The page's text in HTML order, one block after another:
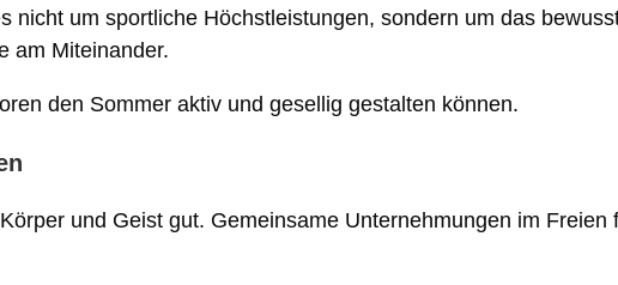
nicht um sportliche Höchstleistungen, sondern um das
am Miteinander.
den Sommer aktiv und gesellig gestalten können.
und Geist gut. Gemeinsame Unternehmungen im Freien